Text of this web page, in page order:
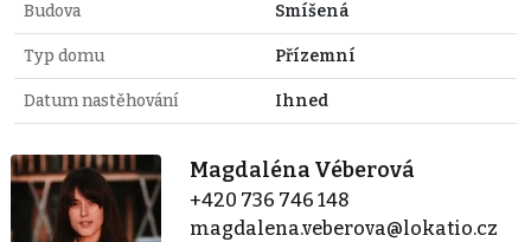
Budova Smíšená
Typ domu Přízemní
Datum nastěhování Ihned
Magdaléna Véberová
+420 736 746 148
magdalena.veberova@lokatio.cz